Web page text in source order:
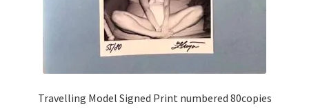
Travelling Model Signed Print numbered 80copies